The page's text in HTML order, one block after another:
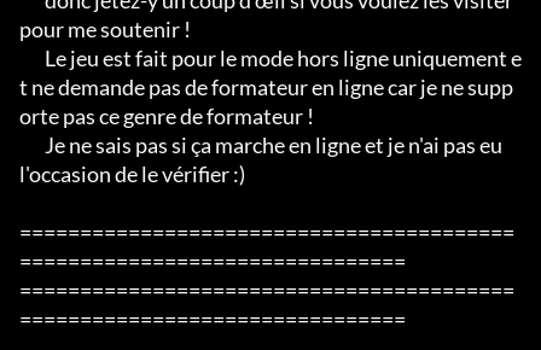
pour me soutenir !
t ne demande pas de formateur en ligne car je ne supp
orte pas ce genre de formateur !
l'occasion de le vérifier :)
=========================================
================================
=========================================
================================